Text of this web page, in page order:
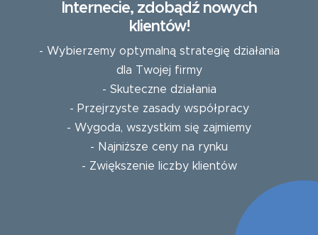
Internecie, zdobądź nowych
klientów!
- Wybierzemy optymalną strategię działania
dla Twojej firmy
- Skuteczne działania
- Przejrzyste zasady współpracy
- Wygoda, wszystkim się zajmiemy
- Najniższe ceny na rynku
- Zwiększenie liczby klientów